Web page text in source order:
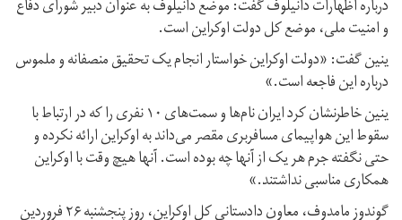
درباره اظهارات دانیلوف گفت: موضع دانیلوف به عنوان دبیر شورای دفاع
و امنیت ملی، موضع کل دولت اوکراین است.
ینین گفت: «دولت اوکراین خواستار انجام یک تحقیق منصفانه و ملموس
درباره این فاجعه است.»
ینین خاطرنشان کرد ایران نام‌ها و سمت‌های ۱۰ نفری را که در ارتباط با
سقوط این هواپیمای مسافربری مقصر می‌داند به اوکراین ارائه نکرده و
حتی نگفته جرم هر یک از آنها چه بوده است. آنها هیچ وقت با اوکراین
همکاری مناسبی نداشتند.»